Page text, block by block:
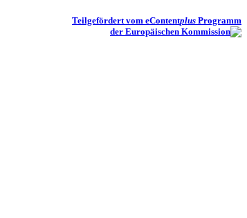
Teilgefördert vom eContentplus Programm
der Europäischen Kommission